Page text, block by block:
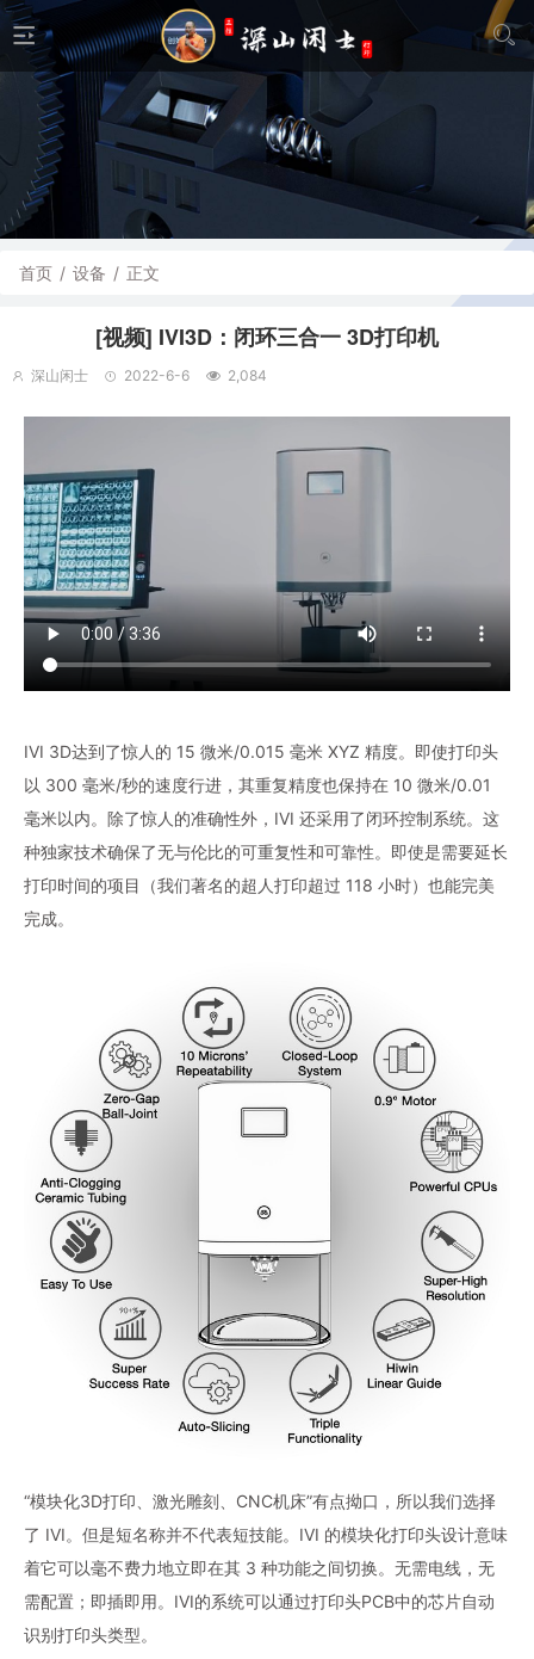
首页 / 设备 / 正文
[视频] IVI3D：闭环三合一 3D打印机
深山闲士 2022-6-6 2,084
IVI 3D达到了惊人的 15 微米/0.015 毫米 XYZ 精度。即使打印头
以 300 毫米/秒的速度行进，其重复精度也保持在 10 微米/0.01
毫米以内。除了惊人的准确性外，IVI 还采用了闭环控制系统。这
种独家技术确保了无与伦比的可重复性和可靠性。即使是需要延长
打印时间的项目（我们著名的超人打印超过 118 小时）也能完美
完成。
“模块化3D打印、激光雕刻、CNC机床”有点拗口，所以我们选择
了 IVI。但是短名称并不代表短技能。IVI 的模块化打印头设计意味
着它可以毫不费力地立即在其 3 种功能之间切换。无需电线，无
需配置；即插即用。IVI的系统可以通过打印头PCB中的芯片自动
识别打印头类型。